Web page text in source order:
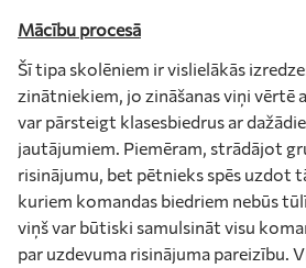
Mācību procesā
Šī tipa skolēniem ir vislielākās
zinātniekiem, jo zināšanas viņi vērtē
var pārsteigt klasesbiedrus ar
jautājumiem. Piemēram, strādājot
risinājumu, bet pētnieks spēs uzdot
kuriem komandas biedriem nebūs
viņš var būtiski samulsināt visu
par uzdevuma risinājuma pareizību.